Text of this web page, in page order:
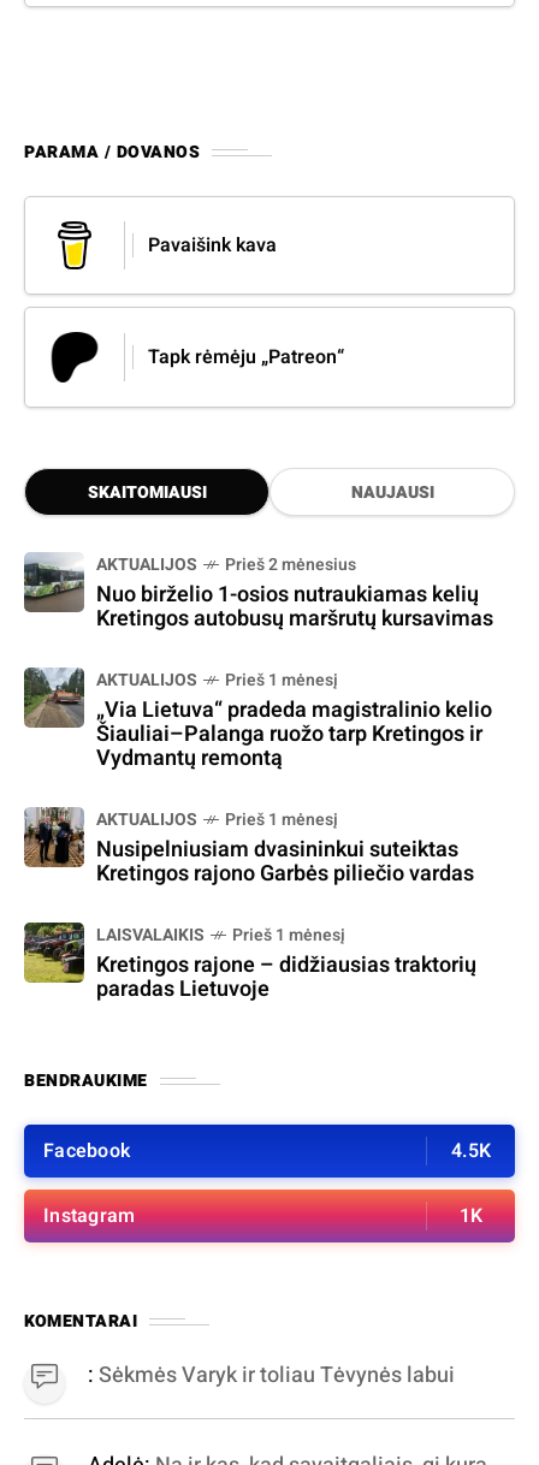
PARAMA / DOVANOS
Pavaišink kava
Tapk rėmėju „Patreon“
SKAITOMIAUSI NAUJAUSI
AKTUALIJOS Prieš 2 mėnesius
Nuo birželio 1-osios nutraukiamas kelių
Kretingos autobusų maršrutų kursavimas
AKTUALIJOS Prieš 1 mėnesį
„Via Lietuva“ pradeda magistralinio kelio
Šiauliai–Palanga ruožo tarp Kretingos ir
Vydmantų remontą
AKTUALIJOS Prieš 1 mėnesį
Nusipelniusiam dvasininkui suteiktas
Kretingos rajono Garbės piliečio vardas
LAISVALAIKIS Prieš 1 mėnesį
Kretingos rajone – didžiausias traktorių
paradas Lietuvoje
BENDRAUKIME
Facebook 4.5K
Instagram 1K
KOMENTARAI
:Sėkmės Varyk ir toliau Tėvynės labui